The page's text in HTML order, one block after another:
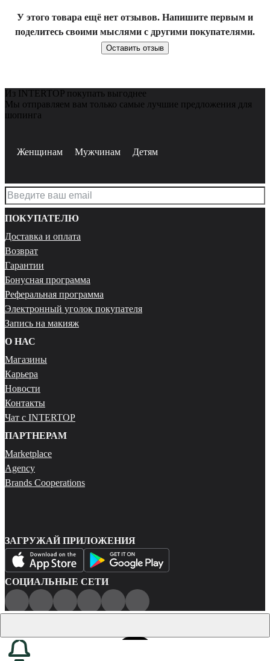
У этого товара ещё нет отзывов. Напишите первым и
поделитесь своими мыслями с другими покупателями.
Оставить отзыв
Из INTERTOP покупать выгоднее
Мы отправляем вам только самые лучшие предложения для
шопинга
Женщинам Мужчинам Детям
ПОКУПАТЕЛЮ
Доставка и оплата
Возврат
Гарантии
Бонусная программа
Реферальная программа
Электронный уголок покупателя
Запись на макияж
О НАС
Магазины
Карьера
Новости
Контакты
Чат с INTERTOP
ПАРТНЕРАМ
Marketplace
Agency
Brands Cooperations
ЗАГРУЖАЙ ПРИЛОЖЕНИЯ
СОЦИАЛЬНЫЕ СЕТИ
Политика конфиденциальности
Карта сайта